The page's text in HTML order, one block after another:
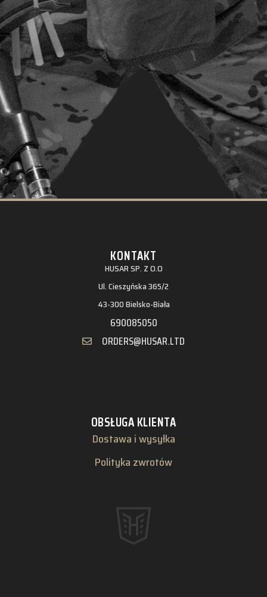
KONTAKT
HUSAR SP. Z O.O
Ul. Cieszyńska 365/2
43-300 Bielsko-Biała
690085050
ORDERS@HUSAR.LTD
OBSŁUGA KLIENTA
Dostawa i wysyłka
Polityka zwrotów